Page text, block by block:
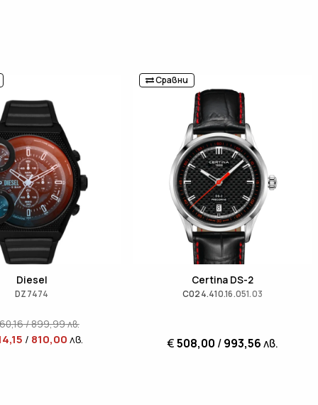
Diesel
DZ7474
/899,99лв.
/ 810,00лв.
Сравни
Certina DS-2
C024.410.16.051.03
€508,00 /993,56лв.